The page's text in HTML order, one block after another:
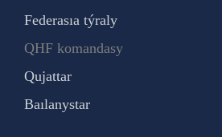
Federasıa týraly
QHF komandasy
Qujattar
Baılanystar